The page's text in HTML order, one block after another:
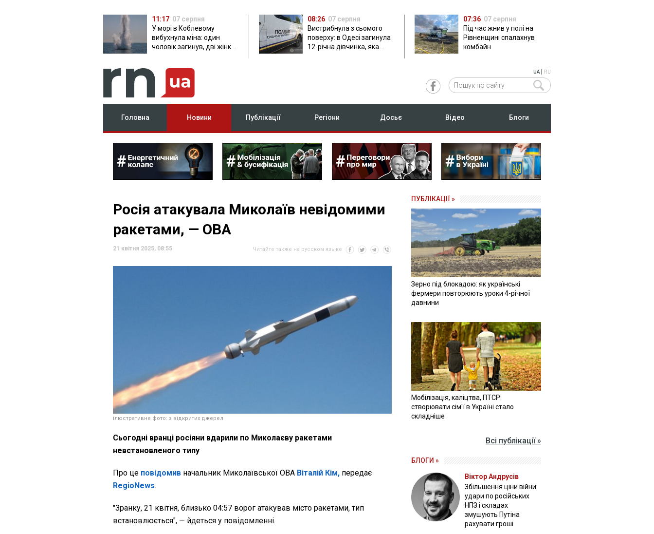
11:17 07 серпня
У морі в Коблевому
вибухнула міна: один
чоловік загинув, дві жінки
08:26 07 серпня
Вистрибнула з сьомого
поверху: в Одесі загинула
12-річна дівчинка, яка
07:36 07 серпня
Під час жнив у полі на
Рівненщині спалахнув
комбайн
UA| RU
Головна Новини Публікації Регіони Досьє Відео Блоги
Росія атакувала Миколаїв невідомими
ракетами, — ОВА
21 квітня 2025, 08:55 Читайте также на русском языке
ілюстративне фото: з відкритих джерел
Сьогодні вранці росіяни вдарили по Миколаєву ракетами
невстановленого типу
Про це повідомив начальник Миколаївської ОВА Віталій Кім, передає
RegioNews.
"Зранку, 21 квітня, близько 04:57 ворог атакував місто ракетами, тип
встановлюється", — йдеться у повідомленні.
ПУБЛІКАЦІЇ »
Зерно під блокадою: як українські
фермери повторюють уроки 4-річної
давнини
Мобілізація, каліцтва, ПТСР:
створювати сім'ї в Україні стало
складніше
Всі публікації »
БЛОГИ »
Віктор Андрусів
Збільшення ціни війни:
удари по російських
НПЗ і складах
змушують Путіна
рахувати гроші